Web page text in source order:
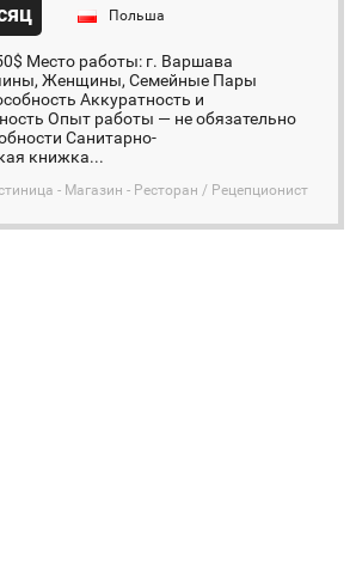
Польша
Место работы: г. Варшава
Женщины, Семейные Пары
Аккуратность и
Опыт работы — не обязательно
Санитарно-
книжка...
- Магазин - Ресторан / Рецепционист